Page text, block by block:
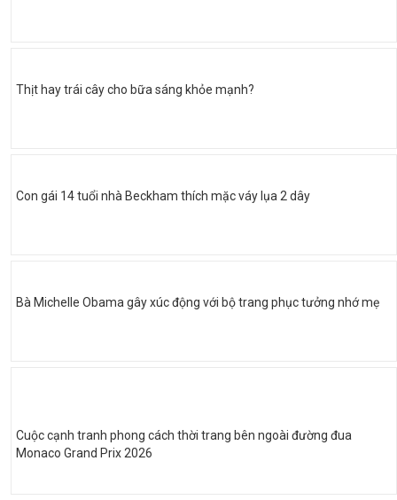
Thịt hay trái cây cho bữa sáng khỏe mạnh?
Con gái 14 tuổi nhà Beckham thích mặc váy lụa 2 dây
Bà Michelle Obama gây xúc động với bộ trang phục tưởng nhớ mẹ
Cuộc cạnh tranh phong cách thời trang bên ngoài đường đua
Monaco Grand Prix 2026